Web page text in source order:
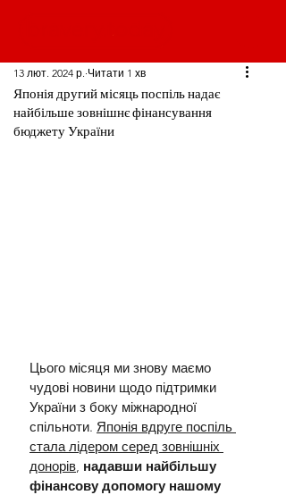
Японія другий місяць поспіль надає
найбільше зовнішнє фінансування
бюджету України
13 лют. 2024 р. Читати 1 хв
Цього місяця ми знову маємо
чудові новини щодо підтримки
України з боку міжнародної
спільноти. Японія вдруге поспіль
стала лідером серед зовнішніх
донорів надавши найбільшу
фінансову допомогу нашому